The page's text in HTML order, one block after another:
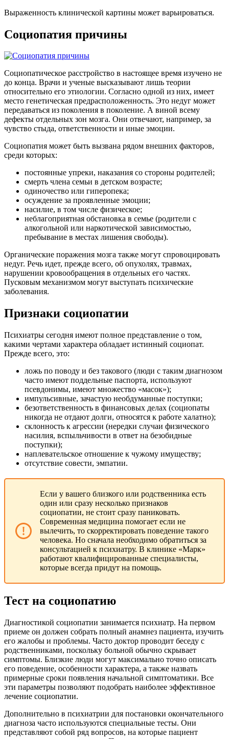
Выраженность клинической картины может варьироваться.
Социопатия причины
Социопатическое расстройство в настоящее время изучено не
до конца. Врачи и ученые высказывают лишь теории
относительно его этиологии. Согласно одной из них, имеет
место генетическая предрасположенность. Это недуг может
передаваться из поколения в поколение. А виной всему
дефекты отдельных зон мозга. Они отвечают, например, за
чувство стыда, ответственности и иные эмоции.
Социопатия может быть вызвана рядом внешних факторов,
среди которых:
постоянные упреки, наказания со стороны родителей;
смерть члена семьи в детском возрасте;
одиночество или гиперопека;
осуждение за проявленные эмоции;
насилие, в том числе физическое;
неблагоприятная обстановка в семье (родители с
алкогольной или наркотической зависимостью,
пребывание в местах лишения свободы).
Органические поражения мозга также могут спровоцировать
недуг. Речь идет, прежде всего, об опухолях, травмах,
нарушении кровообращения в отдельных его частях.
Пусковым механизмом могут выступать психические
заболевания.
Признаки социопатии
Психиатры сегодня имеют полное представление о том,
какими чертами характера обладает истинный социопат.
Прежде всего, это:
ложь по поводу и без такового (люди с таким диагнозом
часто имеют поддельные паспорта, используют
псевдонимы, имеют множество «масок»);
импульсивные, зачастую необдуманные поступки;
безответственность в финансовых делах (социопаты
никогда не отдают долги, относятся к работе халатно);
склонность к агрессии (нередки случаи физического
насилия, вспыльчивости в ответ на безобидные
поступки);
наплевательское отношение к чужому имуществу;
отсутствие совести, эмпатии.
Если у вашего близкого или родственника есть
один или сразу несколько признаков
социопатии, не стоит сразу паниковать.
Современная медицина помогает если не
вылечить, то скорректировать поведение такого
человека. Но сначала необходимо обратиться за
консультацией к психиатру. В клинике «Марк»
работают квалифицированные специалисты,
которые всегда придут на помощь.
Тест на социопатию
Диагностикой социопатии занимается психиатр. На первом
приеме он должен собрать полный анамнез пациента, изучить
его жалобы и проблемы. Часто доктор проводит беседу с
родственниками, поскольку больной обычно скрывает
симптомы. Близкие люди могут максимально точно описать
его поведение, особенности характера, а также назвать
примерные сроки появления начальной симптоматики. Все
эти параметры позволяют подобрать наиболее эффективное
лечение социопатии.
Дополнительно в психиатрии для постановки окончательного
диагноза часто используются специальные тесты. Они
представляют собой ряд вопросов, на которые пациент